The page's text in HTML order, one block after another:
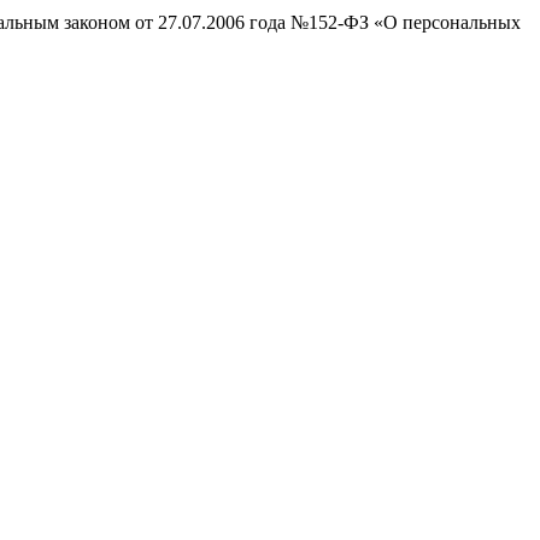
законом от 27.07.2006 года №152-ФЗ «О персональных